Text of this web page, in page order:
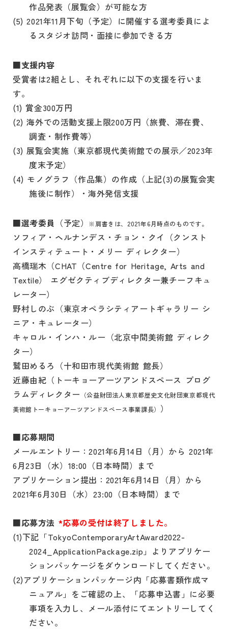
作品発表（展覧会）が可能な方
(5) 2021年11月下旬（予定）に開催する選考委員によ
るスタジオ訪問・面接に参加できる方
■支援内容
受賞者は2組とし、それぞれに以下の支援を行いま
す。
(1) 賞金300万円
(2) 海外での活動支援上限200万円（旅費、滞在費、
調査・制作費等）
(3) 展覧会実施（東京都現代美術館での展示／2023年
度末予定）
(4) モノグラフ（作品集）の作成（上記(3)の展覧会実
施後に制作）・海外発信支援
■選考委員 （予定） ※肩書きは、2021年6月時点のものです。
ソフィア・ヘルナンデス・チョン・クイ（クンスト
インスティテュート・メリー ディレクター）
高橋瑞木（CHAT（Centre for Heritage, Arts and
Textile） エグゼクティブディレクター兼チーフキュ
レーター）
野村しのぶ（東京オペラシティアートギャラリー シ
ニア・キュレーター）
キャロル・インハ・ルー（北京中間美術館 ディレク
ター）
鷲田めるろ（十和田市現代美術館 館長）
近藤由紀（トーキョーアーツアンドスペース プログ
ラムディレクター （公益財団法人東京都歴史文化財団東京都現代
美術館トーキョーアーツアンドスペース事業課長） ）
■応募期間
メールエントリー：2021年6月14日（月）から 2021年
6月23日（水）18:00（日本時間）まで
アプリケーション提出：2021年6月14日（月）から
2021年6月30日（水）23:00（日本時間）まで
■応募方法 *応募の受付は終了しました。
(1)下記「TokyoContemporaryArtAward2022-
2024_ApplicationPackage.zip」よりアプリケー
ションパッケージをダウンロードしてください。
(2)アプリケーションパッケージ内「応募書類作成マ
ニュアル」をご確認の上、「応募申込書」に必要
事項を入力し、メール添付にてエントリーしてく
ださい。